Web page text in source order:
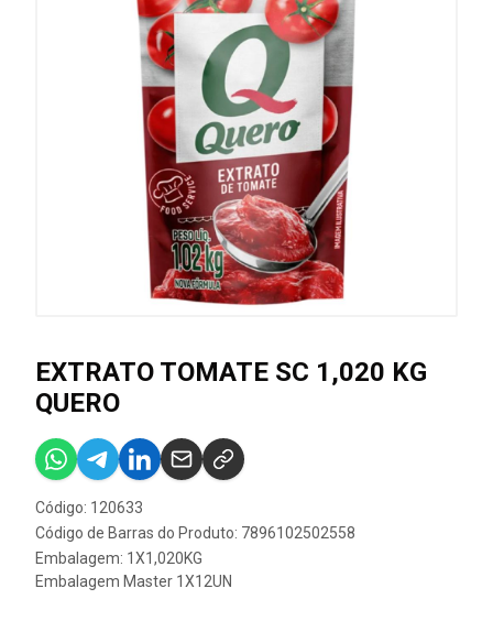
EXTRATO TOMATE SC 1,020 KG
QUERO
Código: 120633
Código de Barras do Produto: 7896102502558
Embalagem: 1X1,020KG
Embalagem Master 1X12UN